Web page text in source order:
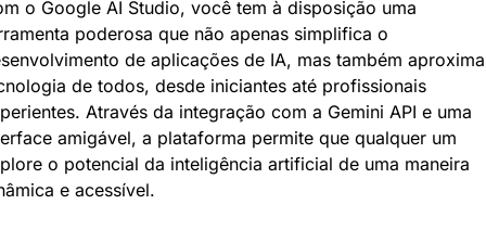
o Google AI Studio, você tem à disposição uma
poderosa que não apenas simplifica o
de aplicações de IA, mas também
de todos, desde iniciantes até profissionais
Através da integração com a Gemini API e uma
amigável, a plataforma permite que qualquer um
o potencial da inteligência artificial de uma maneira
e acessível.